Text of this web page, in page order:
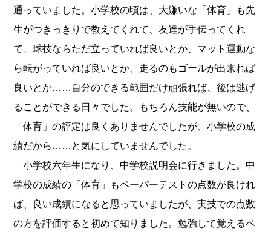
通っていました。小学校の頃は、大嫌いな「体育」も先
生がつきっきりで教えてくれて、友達が手伝ってくれ
て、球技ならただ立っていれば良いとか、マット運動な
ら転がっていれば良いとか、走るのもゴールが出来れば
良いとか……自分のできる範囲だけ頑張れば、後は逃げ
ることができる日々でした。もちろん技能が無いので、
「体育」の評定は良くありませんでしたが、小学校の成
績だから……と気にしていませんでした。
小学校六年生になり、中学校説明会に行きました。中
学校の成績の「体育」もペーパーテストの点数が良けれ
ば、良い成績になると思っていましたが、実技での点数
の方を評価すると初めて知りました。勉強して覚えるペ